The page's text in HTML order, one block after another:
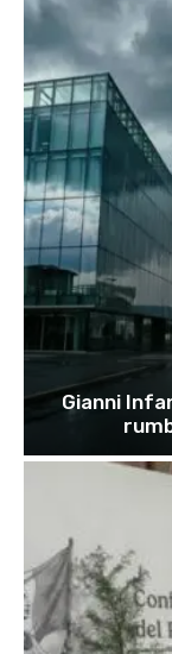
Gianni